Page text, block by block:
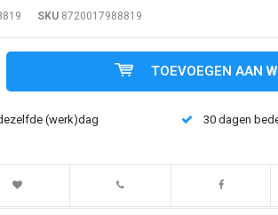
SKU8720017988819
TOEVOEGEN AAN
(werk)dag
30 dagen